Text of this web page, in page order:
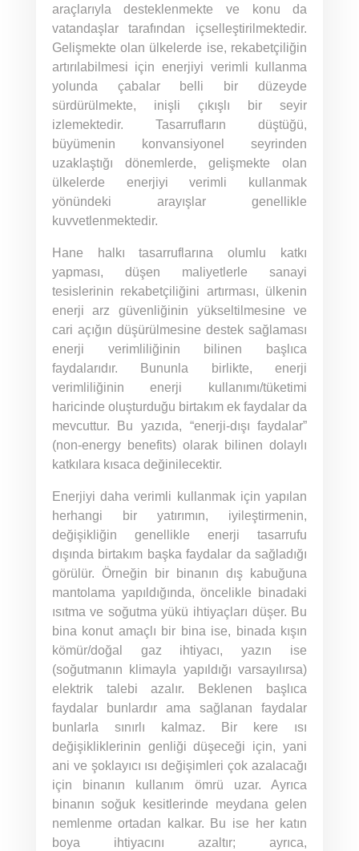
araçlarıyla desteklenmekte ve konu da
vatandaşlar tarafından içselleştirilmektedir.
Gelişmekte olan ülkelerde ise, rekabetçiliğin
artırılabilmesi için enerjiyi verimli kullanma
yolunda çabalar belli bir düzeyde
sürdürülmekte, inişli çıkışlı bir seyir
izlemektedir. Tasarrufların düştüğü,
büyümenin konvansiyonel seyrinden
uzaklaştığı dönemlerde, gelişmekte olan
ülkelerde enerjiyi verimli kullanmak
yönündeki arayışlar genellikle
kuvvetlenmektedir.
Hane halkı tasarruflarına olumlu katkı
yapması, düşen maliyetlerle sanayi
tesislerinin rekabetçiliğini artırması, ülkenin
enerji arz güvenliğinin yükseltilmesine ve
cari açığın düşürülmesine destek sağlaması
enerji verimliliğinin bilinen başlıca
faydalarıdır. Bununla birlikte, enerji
verimliliğinin enerji kullanımı/tüketimi
haricinde oluşturduğu birtakım ek faydalar da
mevcuttur. Bu yazıda, “enerji-dışı faydalar”
(non-energy benefits) olarak bilinen dolaylı
katkılara kısaca değinilecektir.
Enerjiyi daha verimli kullanmak için yapılan
herhangi bir yatırımın, iyileştirmenin,
değişikliğin genellikle enerji tasarrufu
dışında birtakım başka faydalar da sağladığı
görülür. Örneğin bir binanın dış kabuğuna
mantolama yapıldığında, öncelikle binadaki
ısıtma ve soğutma yükü ihtiyaçları düşer. Bu
bina konut amaçlı bir bina ise, binada kışın
kömür/doğal gaz ihtiyacı, yazın ise
(soğutmanın klimayla yapıldığı varsayılırsa)
elektrik talebi azalır. Beklenen başlıca
faydalar bunlardır ama sağlanan faydalar
bunlarla sınırlı kalmaz. Bir kere ısı
değişikliklerinin genliği düşeceği için, yani
ani ve şoklayıcı ısı değişimleri çok azalacağı
için binanın kullanım ömrü uzar. Ayrıca
binanın soğuk kesitlerinde meydana gelen
nemlenme ortadan kalkar. Bu ise her katın
boya ihtiyacını azaltır; ayrıca,